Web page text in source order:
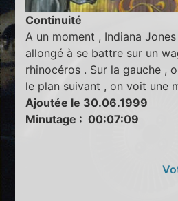
Continuité
A un moment , Indiana
allongé à se battre sur un
rhinocéros . Sur la gauche ,
le plan suivant , on voit une
Ajoutée le 30.06.1999
Minutage : 00:07:09